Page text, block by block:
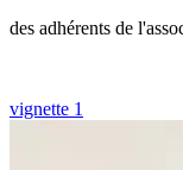
des adhérents de
vignette 1